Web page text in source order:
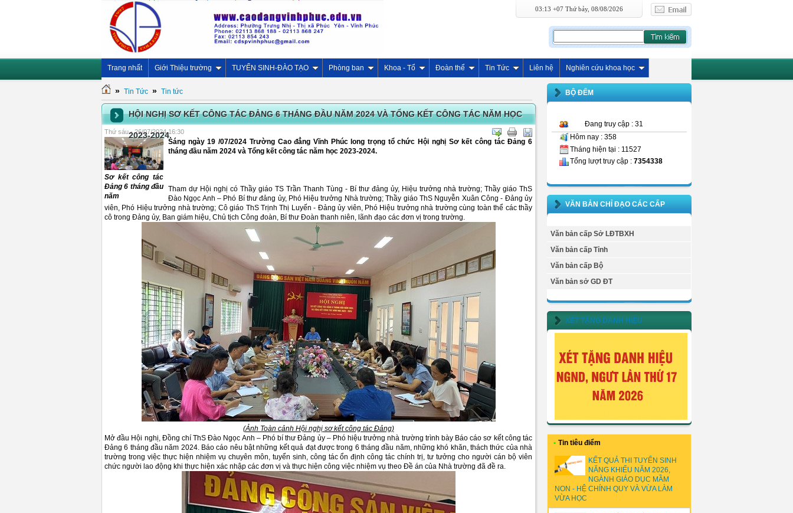
03:13 +07 Thứ bảy, 08/08/2026
Trang nhất Giới Thiệu trường TUYỂN SINH-ĐÀO TẠO Phòng ban Khoa - Tổ Đoàn thể Tin Tức Liên hệ Nghiên cứu khoa học
» Tin Tức » Tin tức
HỘI NGHỊ SƠ KẾT CÔNG TÁC ĐẢNG 6 THÁNG ĐẦU NĂM 2024 VÀ TỔNG KẾT CÔNG TÁC NĂM HỌC
2023-2024.
Thứ sáu - 26/07/2024 16:30
Sơ kết công tác
Đảng 6 tháng đầu
năm
Sáng ngày 19 /07/2024 Trường Cao đẳng Vĩnh Phúc long trọng tổ chức Hội nghị Sơ kết công tác Đảng 6
tháng đầu năm 2024 và Tổng kết công tác năm học 2023-2024.
Tham dự Hội nghị có Thầy giáo TS Trần Thanh Tùng - Bí thư đảng ủy, Hiệu trưởng nhà trường; Thầy giáo ThS
Đào Ngọc Anh – Phó Bí thư đảng ủy, Phó Hiệu trưởng Nhà trường; Thầy giáo ThS Nguyễn Xuân Công - Đảng ủy
viên, Phó Hiệu trưởng nhà trường; Cô giáo ThS Trịnh Thị Luyến - Đảng ủy viên, Phó Hiệu trưởng nhà trường cùng toàn thể các thầy
cô trong Đảng ủy, Ban giám hiệu, Chủ tịch Công đoàn, Bí thư Đoàn thanh niên, lãnh đạo các đơn vị trong trường.
(Ảnh Toàn cảnh Hội nghị sơ kết công tác Đảng)
Mở đầu Hội nghị, Đồng chí ThS Đào Ngọc Anh – Phó bí thư Đảng ủy – Phó hiệu trưởng nhà trường trình bày Báo cáo sơ kết công tác
Đảng 6 tháng đầu năm 2024. Báo cáo nêu bật những kết quả đạt được trong 6 tháng đầu năm, những khó khăn, thách thức của nhà
trường trong việc thực hiện nhiệm vụ chuyên môn, tuyển sinh, công tác ổn định công tác chính trị, tư tưởng cho người cán bộ viên
chức người lao động khi thực hiện xác nhập các đơn vị và thực hiện công việc nhiệm vụ theo Đề án của Nhà trường đã đề ra.
BỘ ĐẾM
Đang truy cập : 31
Hôm nay : 358
Tháng hiện tại : 11527
Tổng lượt truy cập : 7354338
VĂN BẢN CHỈ ĐẠO CÁC CẤP
Văn bản cấp Sở LĐTBXH
Văn bản cấp Tỉnh
Văn bản cấp Bộ
Văn bản sở GD ĐT
XÉT TẶNG DANH HIỆU
• Tin tiêu điểm
KẾT QUẢ THI TUYỂN SINH
NĂNG KHIẾU NĂM 2026,
NGÀNH GIÁO DỤC MẦM
NON - HỆ CHÍNH QUY VÀ VỪA LÀM
VỪA HỌC